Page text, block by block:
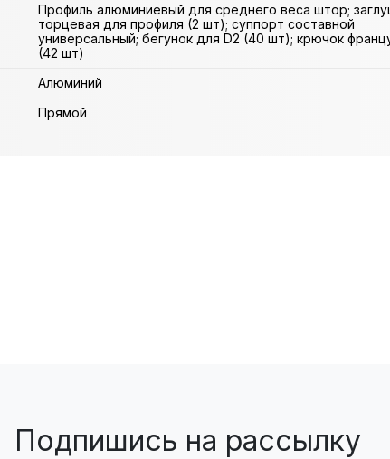
Профиль алюминиевый для среднего веса штор;
торцевая для профиля (2 шт); суппорт составной
универсальный; бегунок для D2 (40 шт); крючок
(42 шт)
Алюминий
Прямой
Подпишись на рассылку